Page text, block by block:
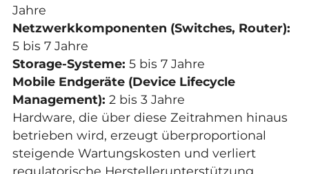
Jahre
Netzwerkkomponenten (Switches, Router):
5 bis 7 Jahre
Storage-Systeme: 5 bis 7 Jahre
Mobile Endgeräte (Device Lifecycle
Management): 2 bis 3 Jahre
Hardware, die über diese Zeitrahmen hinaus
betrieben wird, erzeugt überproportional
steigende Wartungskosten und verliert
regulatorische Herstellerunterstützung.